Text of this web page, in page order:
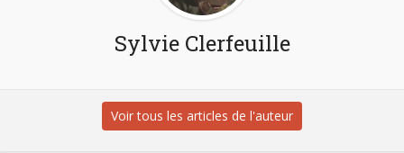
Sylvie Clerfeuille
Voir tous les articles de l'auteur